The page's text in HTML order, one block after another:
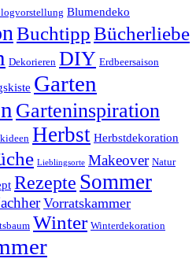
Blumendeko
BuchtippBücherliebe
Dekorieren DIY Erdbeersaison
Garten
Garteninspiration
Herbst Herbstdekoration
Lieblingsorte Makeover Natur
Rezepte Sommer
Vorratskammer
Winter Winterdekoration